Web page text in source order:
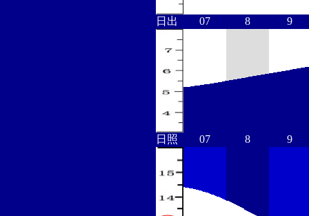
日出 07 8 9
日照 07 8 9